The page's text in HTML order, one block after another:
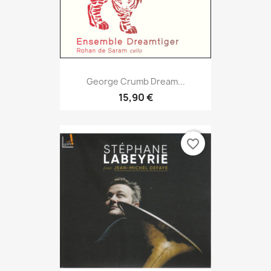
George Crumb Dream...
15,90 €
favorite_border